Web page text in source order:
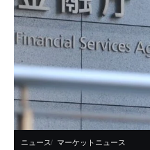
ニュース マーケットニュース